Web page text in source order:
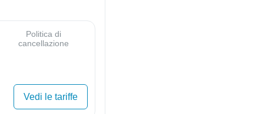
Politica di
cancellazione
Vedi le tariffe